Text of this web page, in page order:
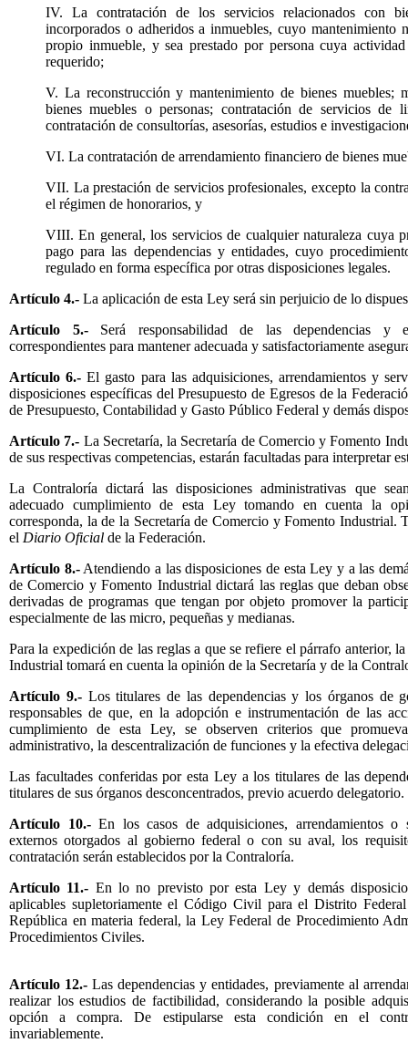
IV. La contratación de los servicios relacionados con
incorporados o adheridos a inmuebles, cuyo
propio inmueble, y sea prestado por persona cuya
requerido;
V. La reconstrucción y mantenimiento de bienes muebles;
bienes muebles o personas; contratación de servicios
contratación de consultorías, asesorías, estudios e
VI. La contratación de arrendamiento financiero de bienes
VII. La prestación de servicios profesionales, excepto la
el régimen de honorarios, y
VIII. En general, los servicios de cualquier naturaleza cuya
pago para las dependencias y entidades, cuyo
regulado en forma específica por otras disposiciones legales.
Artículo 4.- La aplicación de esta Ley será sin perjuicio de lo
Artículo 5.- Será responsabilidad de las dependencias y
correspondientes para mantener adecuada y satisfactoriamente
Artículo 6.- El gasto para las adquisiciones, arrendamientos y
disposiciones específicas del Presupuesto de Egresos de la
de Presupuesto, Contabilidad y Gasto Público Federal y demás
Artículo 7.- La Secretaría, la Secretaría de Comercio y Fomento
de sus respectivas competencias, estarán facultadas para interpretar
La Contraloría dictará las disposiciones administrativas que
adecuado cumplimiento de esta Ley tomando en cuenta la
corresponda, la de la Secretaría de Comercio y Fomento Industrial.
el Diario Oficial de la Federación.
Artículo 8.-Atendiendo a las disposiciones de esta Ley y a las
de Comercio y Fomento Industrial dictará las reglas que deban
derivadas de programas que tengan por objeto promover la
especialmente de las micro, pequeñas y medianas.
Para la expedición de las reglas a que se refiere el párrafo anterior,
Industrial tomará en cuenta la opinión de la Secretaría y de la
Artículo 9.- Los titulares de las dependencias y los órganos de
responsables de que, en la adopción e instrumentación de las
cumplimiento de esta Ley, se observen criterios que
administrativo, la descentralización de funciones y la efectiva
Las facultades conferidas por esta Ley a los titulares de las
titulares de sus órganos desconcentrados, previo acuerdo delegatorio.
Artículo 10.-En los casos de adquisiciones, arrendamientos o
externos otorgados al gobierno federal o con su aval, los
contratación serán establecidos por la Contraloría.
Artículo 11.- En lo no previsto por esta Ley y demás
aplicables supletoriamente el Código Civil para el Distrito
República en materia federal, la Ley Federal de Procedimiento
Procedimientos Civiles.
Artículo 12.- Las dependencias y entidades, previamente al
realizar los estudios de factibilidad, considerando la posible
opción a compra. De estipularse esta condición en el
invariablemente.